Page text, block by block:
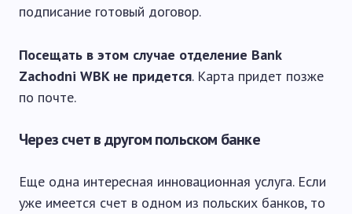
подписание готовый договор.
Посещать в этом случае отделение Bank
Zachodni WBK не придется. Карта придет позже
по почте.
Через счет в другом польском банке
Еще одна интересная инновационная услуга. Если
уже имеется счет в одном из польских банков, то